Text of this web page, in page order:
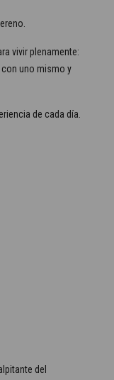
vivir plenamente:
uno mismo y
de cada día.
del